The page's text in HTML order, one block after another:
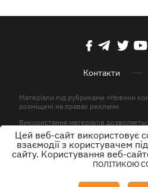
Контакти
Матеріали під рубриками «Новини
розміщені на правах реклами
Використання матеріалів
активного гіперпосилання на KP.UA в
© ТОВ «ЮЛАВ МЕДІА» 2026. Всі
Цей веб-сайт використовує
взаємодії з користувачем
сайту. Користування веб-
ПОЛІТИКОЮ